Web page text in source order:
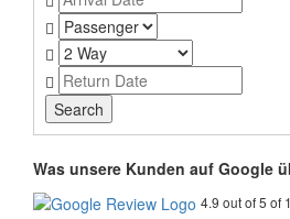
Was unsere Kunden auf Google
4.9 out of 5 of